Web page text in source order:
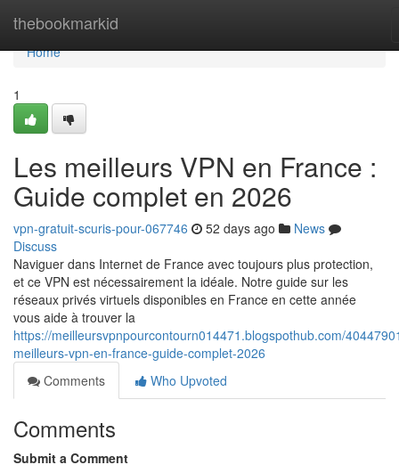
thebookmarkid
Home
Home
1
Les meilleurs VPN en France :
Guide complet en 2026
vpn-gratuit-scuris-pour-067746 52 days ago
News
Discuss
Naviguer dans Internet de France avec toujours plus protection,
et ce VPN est nécessairement la idéale. Notre guide sur les
réseaux privés virtuels disponibles en France en cette année
vous aide à trouver la
https://meilleursvpnpourcontourn014471.blogspothub.com/
meilleurs-vpn-en-france-guide-complet-2026
Comments
Who Upvoted
Comments
Submit a Comment